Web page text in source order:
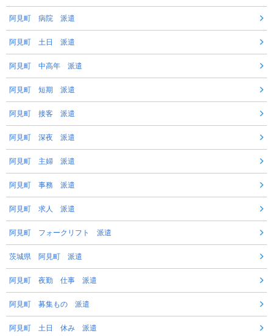
阿見町 病院 派遣
阿見町 土日 派遣
阿見町 中高年 派遣
阿見町 短期 派遣
阿見町 接客 派遣
阿見町 深夜 派遣
阿見町 主婦 派遣
阿見町 事務 派遣
阿見町 求人 派遣
阿見町 フォークリフト 派遣
茨城県 阿見町 派遣
阿見町 夜勤 仕事 派遣
阿見町 募集もの 派遣
阿見町 土日 休み 派遣